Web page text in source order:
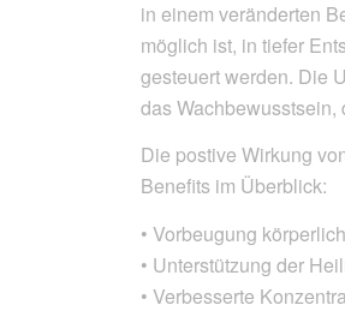
in einem veränderten
möglich ist, in tiefer
gesteuert werden. Die
das
Die postive Wirkung
Benefits im Überblick:
• Vorbeugung
• Unterstützung der
• Verbesserte